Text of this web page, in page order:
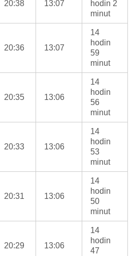
20:38 13:07
hodin 2
minut
20:36 13:07
14
hodin
59
minut
20:35 13:06
14
hodin
56
minut
20:33 13:06
14
hodin
53
minut
20:31 13:06
14
hodin
50
minut
20:29 13:06
14
hodin
47